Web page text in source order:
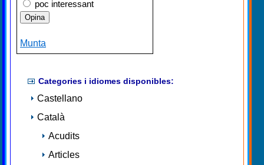
poc interessant
Munta
Categories i idiomes disponibles:
Castellano
Català
Acudits
Articles